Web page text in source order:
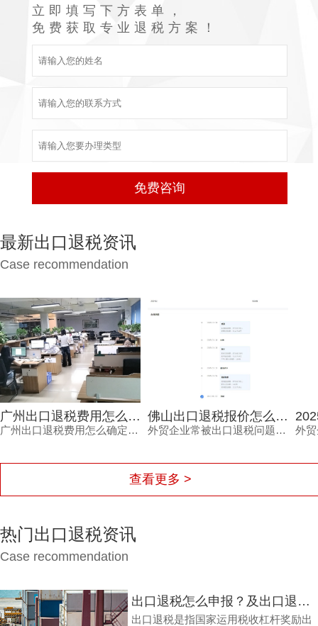
立即填写下方表单，
免费获取专业退税方案！
最新出口退税资讯
Case recommendation
广州出口退税费用怎么确定？这三个细节不看清容易钱货两空
广州出口退税费用怎么确定？不同代理机构报价差异大，背后隐藏着服务范围、团队专业度、流程透明度与售后保障的多重考量。本文结合外贸企业真实痛点，梳理费用确定的三大细节，帮助负责人避开退税路上的坑，让每一笔销售收入都退得安心。
佛山出口退税报价怎么确定？每月报关单量是关键参考因素
外贸企业常被出口退税问题困扰，佛山出口退税报价怎么确定？本文从每月报关单量等维度拆解，帮助负责人了解报价逻辑。
查看更多 >
热门出口退税资讯
Case recommendation
出口退税怎么申报？及出口退税怎么进行填写增值税申报表?
出口退税是指国家运用税收杠杆奖励出